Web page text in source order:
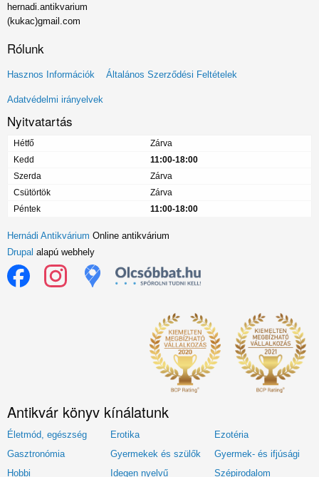
hernadi.antikvarium
(kukac)gmail.com
Rólunk
Lábléc
menü
Hasznos Információk Általános Szerződési Feltételek
Adatvédelmi irányelvek
Nyitvatartás
Hétfő
Zárva
Kedd
11:00-18:00
Szerda
Zárva
Csütörtök
Zárva
Péntek
11:00-18:00
Hernádi Antikvárium Online antikvárium
Drupal alapú webhely
Antikvár könyv kínálatunk
Életmód, egészség Erotika
Ezotéria
Gasztronómia
Gyermekek és szülők
Gyermek- és ifjúsági
Hobbi
Idegen nyelvű Szépirodalom